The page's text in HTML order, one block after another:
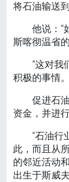
将石油输送
他说：“
斯喀彻温省
“这对我
积极的事情
促进石
资金，并进
“石油行
此，而且从
的邻近活动
出生于斯威